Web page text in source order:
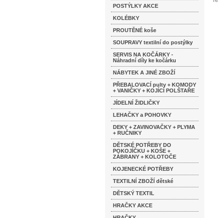
POSTÝLKY AKCE
KOLÉBKY
PROUTĚNÉ koše
SOUPRAVY textilní do postýlky
SERVIS NA KOČÁRKY -
Náhradní díly ke kočárku
NÁBYTEK A JINÉ ZBOŽÍ
PŘEBALOVACÍ pulty + KOMODY
+ VANIČKY + KOJÍCÍ POLŠTAŘE
JÍDELNÍ ŽIDLIČKY
LEHAČKY a POHOVKY
DEKY + ZAVINOVAČKY + PLYMA
+ RUČNIKY
DĚTSKÉ POTŘEBY DO
POKOJÍČKU + KOŠE +
ZÁBRANY + KOLOTOČE
KOJENECKÉ POTŘEBY
TEXTILNÍ ZBOŽÍ dětské
DĚTSKÝ TEXTIL
HRAČKY AKCE